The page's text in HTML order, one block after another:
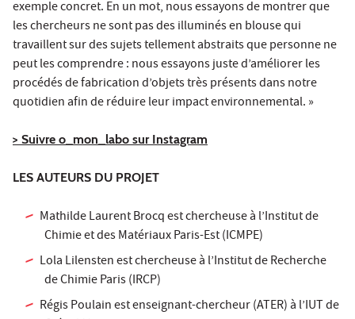
exemple concret. En un mot, nous essayons de montrer que
les chercheurs ne sont pas des illuminés en blouse qui
travaillent sur des sujets tellement abstraits que personne ne
peut les comprendre : nous essayons juste d’améliorer les
procédés de fabrication d’objets très présents dans notre
quotidien afin de réduire leur impact environnemental. »
> Suivre o_mon_labo sur Instagram
LES AUTEURS DU PROJET
Mathilde Laurent Brocq est chercheuse à l’Institut de
Chimie et des Matériaux Paris-Est (ICMPE)
Lola Lilensten est chercheuse à l’Institut de Recherche
de Chimie Paris (IRCP)
Régis Poulain est enseignant-chercheur (ATER) à l’IUT de